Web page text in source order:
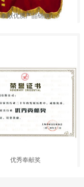
奉献优质产品锦旗
优秀奉献奖